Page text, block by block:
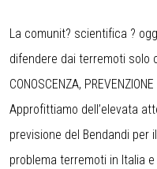
La comunit? scientifica ?
difendere dai terremoti solo
CONOSCENZA,
Approfittiamo dell’elevata
previsione del Bendandi per
problema terremoti in Italia